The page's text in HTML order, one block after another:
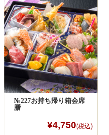
№227お持ち帰り箱会席
膳
¥4,750(税込)